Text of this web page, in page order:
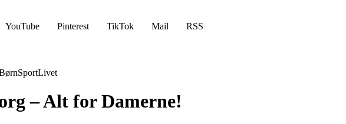
YouTube Pinterest TikTok Mail RSS
SportLivet
– Alt for Damerne!